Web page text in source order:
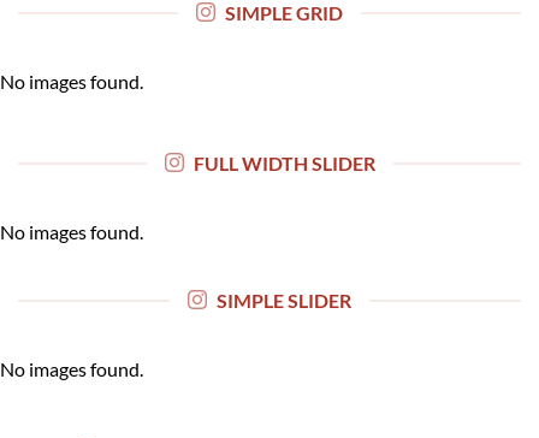
SIMPLE GRID
No images found.
FULL WIDTH SLIDER
No images found.
SIMPLE SLIDER
No images found.